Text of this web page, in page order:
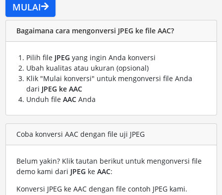
MULAI
Bagaimana cara mengonversi JPEG ke file AAC?
Pilih file JPEG yang ingin Anda konversi
Ubah kualitas atau ukuran (opsional)
Klik "Mulai konversi" untuk mengonversi file Anda
dari JPEG ke AAC
Unduh file AACAnda
Coba konversi AAC dengan file uji JPEG
Belum yakin? Klik tautan berikut untuk mengonversi file
demo kami dari JPEG ke AAC:
Konversi JPEG ke AAC dengan file contoh JPEG kami.